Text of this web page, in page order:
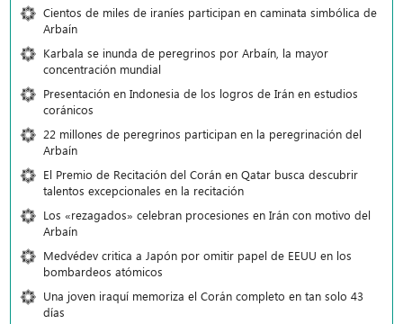
Cientos de miles de iraníes participan en caminata simbólica de
Arbaín
Karbala se inunda de peregrinos por Arbaín, la mayor
concentración mundial
Presentación en Indonesia de los logros de Irán en estudios
coránicos
22 millones de peregrinos participan en la peregrinación del
Arbaín
El Premio de Recitación del Corán en Qatar busca descubrir
talentos excepcionales en la recitación
Los «rezagados» celebran procesiones en Irán con motivo del
Arbaín
Medvédev critica a Japón por omitir papel de EEUU en los
bombardeos atómicos
Una joven iraquí memoriza el Corán completo en tan solo 43
días